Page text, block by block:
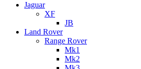
Jaguar
XF
JB
Land Rover
Range Rover
Mk1
Mk2